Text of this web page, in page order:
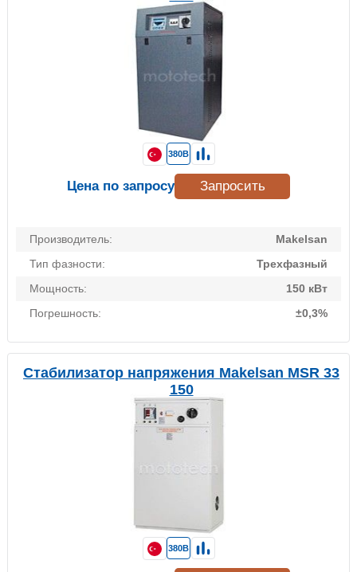
Производитель:
Makelsan
Тип фазности:
Трехфазный
Мощность:
150 кВт
Погрешность:
±0,3%
380В
Цена по запросу Запросить
Стабилизатор напряжения Makelsan MSR 33
150
380В